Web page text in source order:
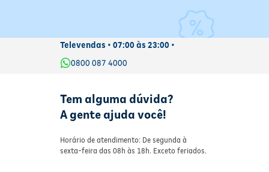
Televendas • 07:00 às 23:00 •
0800 087 4000
Tem alguma dúvida?
A gente ajuda você!
Horário de atendimento: De segunda à
sexta-feira das 08h às 18h. Exceto feriados.